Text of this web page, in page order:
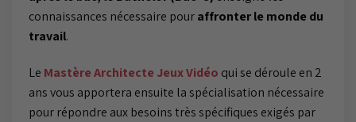
connaissances nécessaire pouraffronter le monde du
travail.
Le Mastère Architecte Jeux Vidéo qui se déroule en 2
ans vous apportera ensuite la spécialisation nécessaire
pour répondre aux besoins très spécifiques exigés par